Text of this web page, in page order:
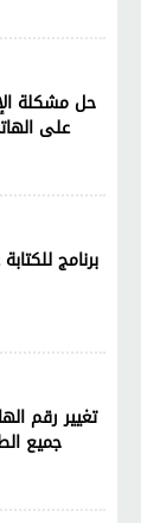
حل مشكلة
على
برنامج
جميع